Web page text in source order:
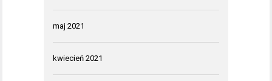
maj 2021
kwiecień 2021